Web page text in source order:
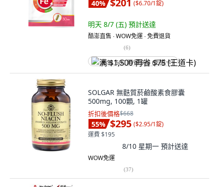
40% $201 ($6.70/1錠)
明天 8/7 (五) 預計送達
酷澎直售 ∙ WOW免運 ∙ 免費退貨
(6)
满 $1,500 再省 $75 (王道卡)
SOLGAR 無麩質菸鹼酸素食膠囊
500mg, 100顆, 1罐
折扣後價格$668
55% $295 ($2.95/1錠)
運費 $195
8/10 星期一 預計送達
WOW免運
(37)